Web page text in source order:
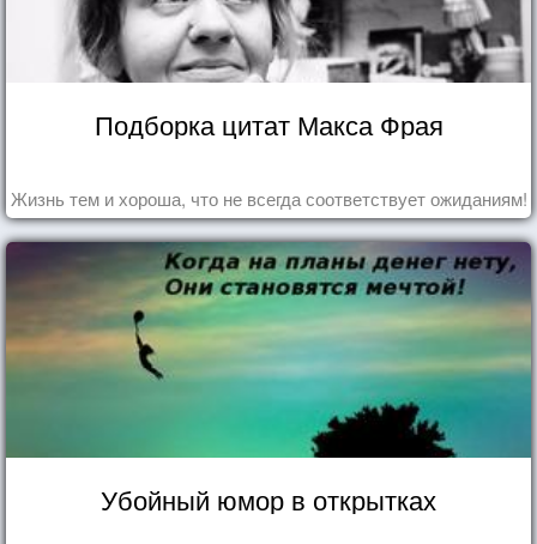
Подборка цитат Макса Фрая
Жизнь тем и хороша, что не всегда соответствует ожиданиям!
Убойный юмор в открытках